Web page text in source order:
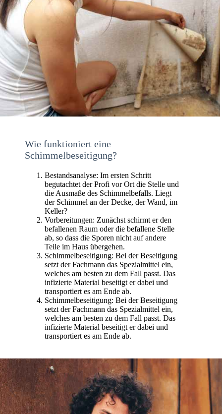
Wie funktioniert eine
Schimmelbeseitigung?
Bestandsanalyse: Im ersten Schritt
begutachtet der Profi vor Ort die Stelle und
die Ausmaße des Schimmelbefalls. Liegt
der Schimmel an der Decke, der Wand, im
Keller?
Vorbereitungen: Zunächst schirmt er den
befallenen Raum oder die befallene Stelle
ab, so dass die Sporen nicht auf andere
Teile im Haus übergehen.
Schimmelbeseitigung: Bei der Beseitigung
setzt der Fachmann das Spezialmittel ein,
welches am besten zu dem Fall passt. Das
infizierte Material beseitigt er dabei und
transportiert es am Ende ab.
Schimmelbeseitigung: Bei der Beseitigung
setzt der Fachmann das Spezialmittel ein,
welches am besten zu dem Fall passt. Das
infizierte Material beseitigt er dabei und
transportiert es am Ende ab.